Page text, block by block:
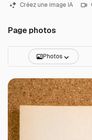
Créez une image IA
Page photos
Photos